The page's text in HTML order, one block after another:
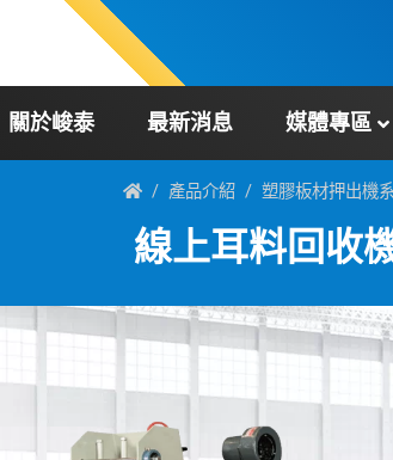
關於峻泰 最新消息 媒體專區
產品介紹 塑膠板材押出機
線上耳料回收